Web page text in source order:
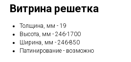
Витрина решетка
Толщина, мм - 19
Высота, мм - 246-1700
Ширина, мм - 246-850
Патинирование - возможно